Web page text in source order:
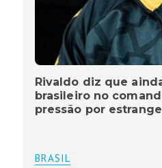
Rivaldo diz que
brasileiro no
pressão por
BRASIL